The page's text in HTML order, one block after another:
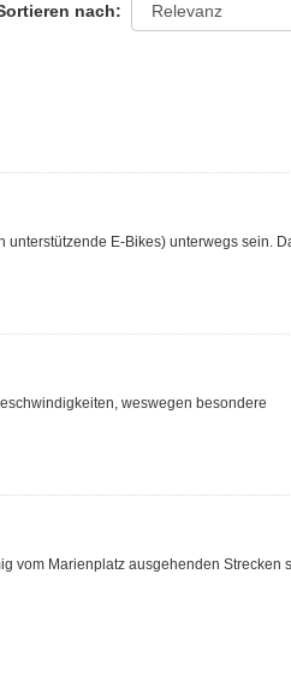
nach
E-Bikes) unterwegs sein.
weswegen besondere
vom Marienplatz ausgehenden Strecken